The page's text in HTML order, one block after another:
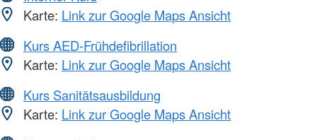
Karte: Link zur Google Maps Ansicht
Kurs AED-Frühdefibrillation
Karte: Link zur Google Maps Ansicht
Kurs Sanitätsausbildung
Karte: Link zur Google Maps Ansicht